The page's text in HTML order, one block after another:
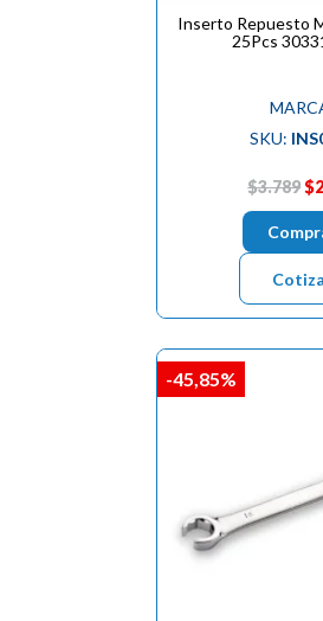
Inserto Repuesto
25Pcs
SKU:
$3.789
-45,85%